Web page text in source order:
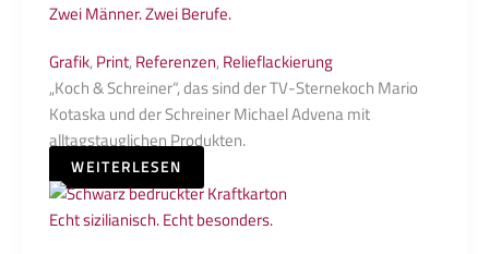
Zwei Männer. Zwei Berufe.
Grafik,Print,Referenzen,Relieflackierung
„Koch & Schreiner“, das sind der TV-Sternekoch Mario
Kotaska und der Schreiner Michael Advena mit
alltagstauglichen Produkten.
WEITERLESEN
Echt sizilianisch. Echt besonders.